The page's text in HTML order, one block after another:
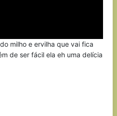
milho e ervilha que vai fica
de ser fácil ela eh uma delícia